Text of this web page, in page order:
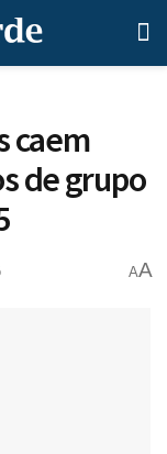
caem
de grupo
AA